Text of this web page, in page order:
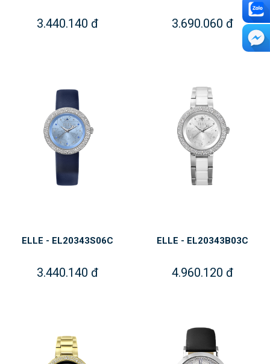
3.440.140 đ 3.690.060 đ
ELLE - EL20343S06C
3.440.140 đ
ELLE - EL20343B03C
4.960.120 đ